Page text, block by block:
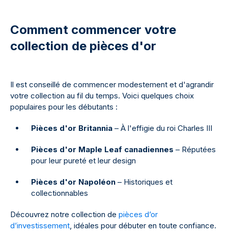
Comment commencer votre
collection de pièces d'or
Il est conseillé de commencer modestement et d'agrandir
votre collection au fil du temps. Voici quelques choix
populaires pour les débutants :
Pièces d'or Britannia – À l'effigie du roi Charles III
Pièces d'or Maple Leaf canadiennes – Réputées
pour leur pureté et leur design
Pièces d'or Napoléon – Historiques et
collectionnables
Découvrez notre collection de pièces d’or
d’investissement, idéales pour débuter en toute confiance.